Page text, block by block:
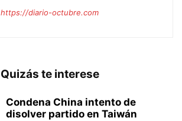
https://diario-octubre.com
Quizás te interese
Condena China intento de
disolver partido en Taiwán